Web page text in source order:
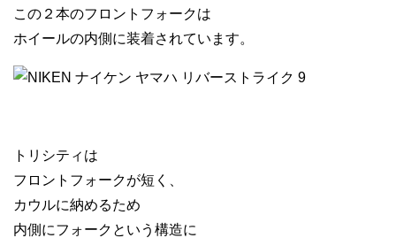
この２本のフロントフォークは
ホイールの内側に装着されています。
トリシティは
フロントフォークが短く、
カウルに納めるため
内側にフォークという構造に